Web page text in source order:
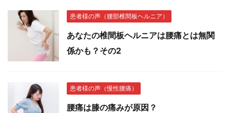
患者様の声（腰部椎間板ヘルニア）
あなたの椎間板ヘルニアは腰痛とは無関
係かも？その2
患者様の声（慢性腰痛）
腰痛は膝の痛みが原因？